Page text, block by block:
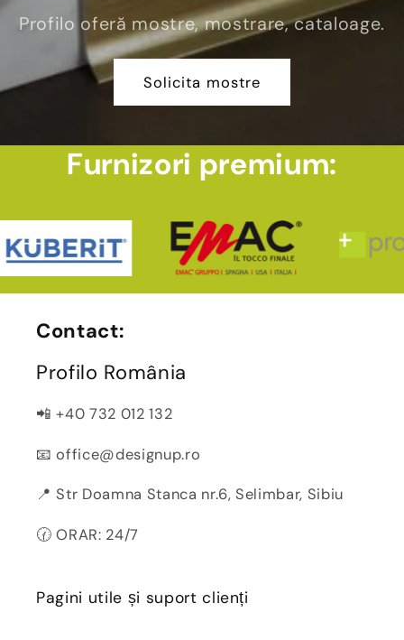
Profilo oferă mostre, mostrare, cataloage.
Solicita mostre
Furnizori premium:
Contact:
Profilo România
📲 +40 732 012 132
📧 office@designup.ro
📍 Str Doamna Stanca nr.6, Selimbar, Sibiu
🕜 ORAR: 24/7
Pagini utile și suport clienți